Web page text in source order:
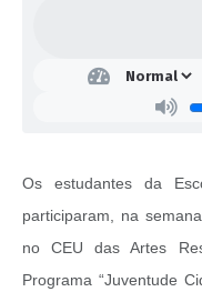
Os estudantes da
participaram, na
no CEU das Artes
Programa “Juventude